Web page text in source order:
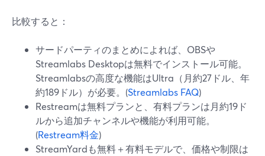
比較すると：
サードパーティのまとめによれば、OBSや
Streamlabs Desktopは無料でインストール可能。
Streamlabsの高度な機能はUltra（月約27ドル、年
約189ドル）が必要。(Streamlabs FAQ)
Restreamは無料プランと、有料プランは月約19ド
ルから追加チャンネルや機能が利用可能。
(Restream料金)
StreamYardも無料＋有料モデルで、価格や制限は